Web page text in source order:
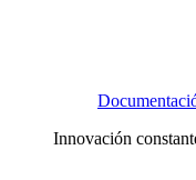
Innovación